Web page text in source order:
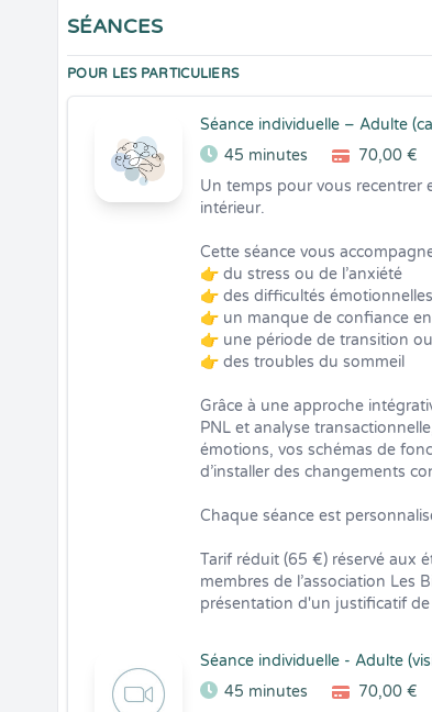
SÉANCES
POUR LES PARTICULIERS
Séance individuelle – Adulte
45 minutes
70,00 €
Un temps pour vous recentrer
intérieur.
Cette séance vous
👉 du stress ou de l’anxiété
👉 des difficultés émotionnelles
👉 un manque de confiance
👉 une période de transition
👉 des troubles du sommeil
Grâce à une approche
PNL et analyse
émotions, vos schémas de
d’installer des changements
Chaque séance est
Tarif réduit (65 €) réservé aux
membres de l’association Les
présentation d'un justificatif
Séance individuelle - Adulte
45 minutes
70,00 €